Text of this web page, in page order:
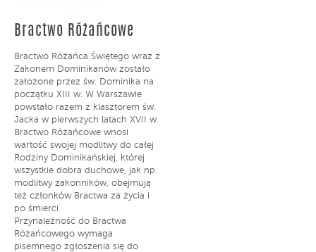
Bractwo Różańcowe
Bractwo Różańca Świętego wraz z
Zakonem Dominikanów zostało
założone przez św. Dominika na
początku XIII w. W Warszawie
powstało razem z klasztorem św.
Jacka w pierwszych latach XVII w.
Bractwo Różańcowe wnosi
wartość swojej modlitwy do całej
Rodziny Dominikańskiej, której
wszystkie dobra duchowe, jak np.
modlitwy zakonników, obejmują
też członków Bractwa za życia i
po śmierci
Przynależność do Bractwa
Różańcowego wymaga
pisemnego zgłoszenia się do